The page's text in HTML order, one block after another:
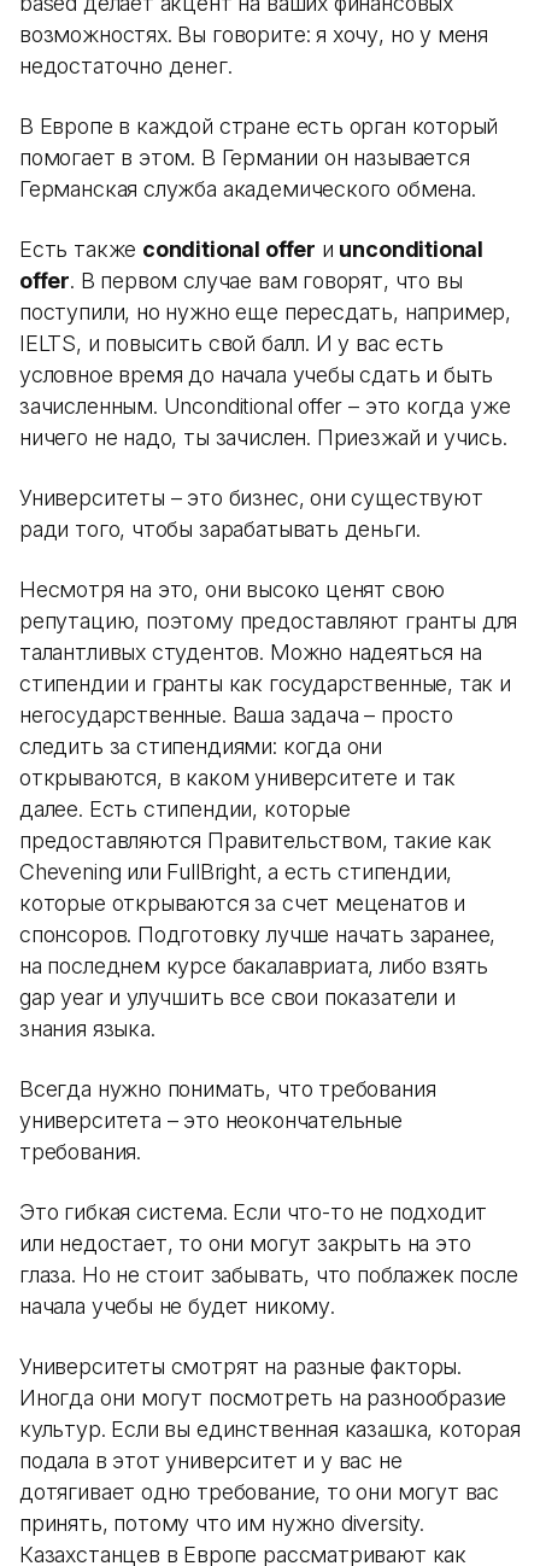
возможностях. Вы говорите: я хочу, но у меня
недостаточно денег.
В Европе в каждой стране есть орган который
помогает в этом. В Германии он называется
Германская служба академического обмена.
Есть также conditional offer и unconditional
offer. В первом случае вам говорят, что вы
поступили, но нужно еще пересдать, например,
IELTS, и повысить свой балл. И у вас есть
условное время до начала учебы сдать и быть
зачисленным. Unconditional offer – это когда уже
ничего не надо, ты зачислен. Приезжай и учись.
Университеты – это бизнес, они существуют
ради того, чтобы зарабатывать деньги.
Несмотря на это, они высоко ценят свою
репутацию, поэтому предоставляют гранты для
талантливых студентов. Можно надеяться на
стипендии и гранты как государственные, так и
негосударственные. Ваша задача – просто
следить за стипендиями: когда они
открываются, в каком университете и так
далее. Есть стипендии, которые
предоставляются Правительством, такие как
Chevening или FullBright, а есть стипендии,
которые открываются за счет меценатов и
спонсоров. Подготовку лучше начать заранее,
на последнем курсе бакалавриата, либо взять
gap year и улучшить все свои показатели и
знания языка.
Всегда нужно понимать, что требования
университета – это неокончательные
требования.
Это гибкая система. Если что-то не подходит
или недостает, то они могут закрыть на это
глаза. Но не стоит забывать, что поблажек после
начала учебы не будет никому.
Университеты смотрят на разные факторы.
Иногда они могут посмотреть на разнообразие
культур. Если вы единственная казашка, которая
подала в этот университет и у вас не
дотягивает одно требование, то они могут вас
принять, потому что им нужно diversity.
Казахстанцев в Европе рассматривают как